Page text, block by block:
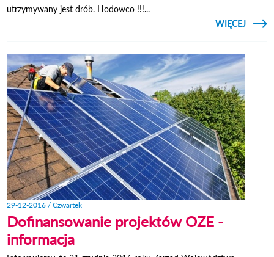
utrzymywany jest drób. Hodowco !!!...
CZYTAJ
WIĘCEJ
29-12-2016 / Czwartek
Dofinansowanie projektów OZE -
informacja